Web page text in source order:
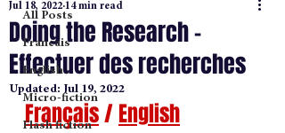
All Posts
Francais
English
Micro-fiction
Flash fiction
Doing the Research -
Effectuer des recherches
Jul 18, 2022 14 min read
Updated: Jul 19, 2022
Français / English